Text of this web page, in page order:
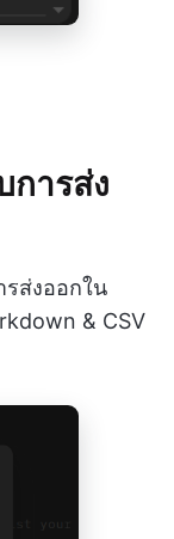
การส่ง
รส่งออกใน
& CSV